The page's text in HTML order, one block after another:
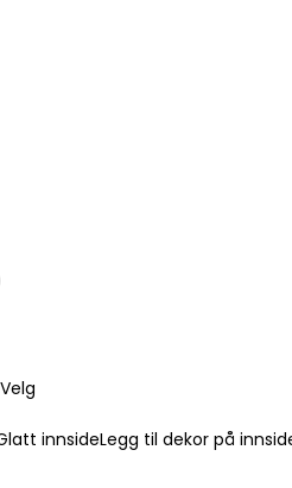
Velg
innsideLegg til dekor på